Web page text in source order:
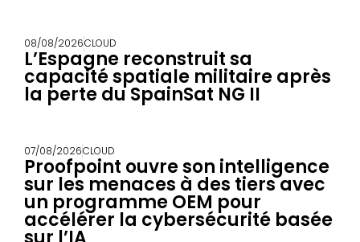
08/08/2026CLOUD
L’Espagne reconstruit sa
capacité spatiale militaire après
la perte du SpainSat NG II
07/08/2026CLOUD
Proofpoint ouvre son intelligence
sur les menaces à des tiers avec
un programme OEM pour
accélérer la cybersécurité basée